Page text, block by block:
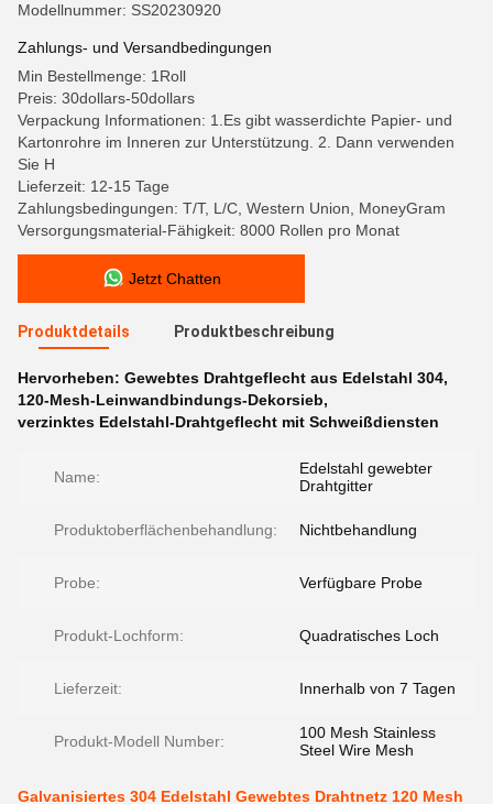
Modellnummer: SS20230920
Zahlungs- und Versandbedingungen
Min Bestellmenge: 1Roll
Preis: 30dollars-50dollars
Verpackung Informationen: 1.Es gibt wasserdichte Papier- und
Kartonrohre im Inneren zur Unterstützung. 2. Dann verwenden
Sie H
Lieferzeit: 12-15 Tage
Zahlungsbedingungen: T/T, L/C, Western Union, MoneyGram
Versorgungsmaterial-Fähigkeit: 8000 Rollen pro Monat
Jetzt Chatten
Produktdetails Produktbeschreibung
Hervorheben: Gewebtes Drahtgeflecht aus Edelstahl 304,
120-Mesh-Leinwandbindungs-Dekorsieb,
verzinktes Edelstahl-Drahtgeflecht mit Schweißdiensten
Name:
Edelstahl gewebter
Drahtgitter
Produktoberflächenbehandlung: Nichtbehandlung
Probe: Verfügbare Probe
Produkt-Lochform: Quadratisches Loch
Lieferzeit: Innerhalb von 7 Tagen
Produkt-Modell Number:
100 Mesh Stainless
Steel Wire Mesh
Galvanisiertes 304 Edelstahl Gewebtes Drahtnetz 120 Mesh